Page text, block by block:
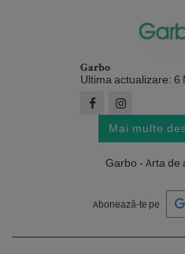
Garbo
Ultima actualizare: 6
Mai multe
Garbo - Arta de
Abonează-te pe